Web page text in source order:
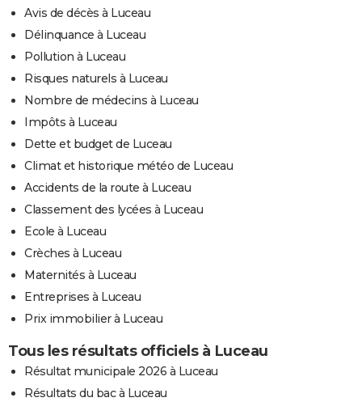
Avis de décès à Luceau
Délinquance à Luceau
Pollution à Luceau
Risques naturels à Luceau
Nombre de médecins à Luceau
Impôts à Luceau
Dette et budget de Luceau
Climat et historique météo de Luceau
Accidents de la route à Luceau
Classement des lycées à Luceau
Ecole à Luceau
Crèches à Luceau
Maternités à Luceau
Entreprises à Luceau
Prix immobilier à Luceau
Tous les résultats officiels à Luceau
Résultat municipale 2026 à Luceau
Résultats du bac à Luceau